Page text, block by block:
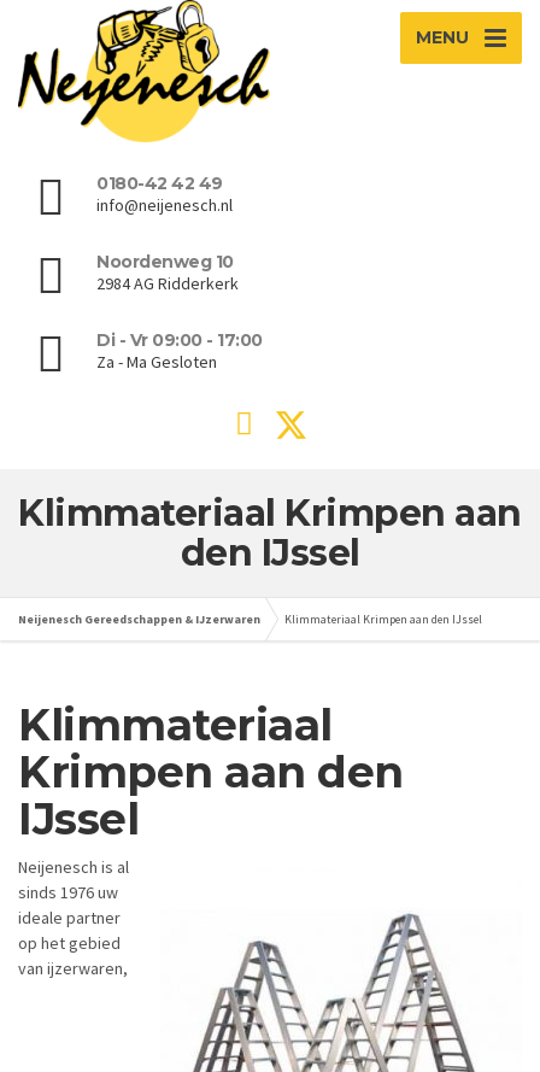
MENU
0180-42 42 49
info@neijenesch.nl
Noordenweg 10
2984 AG Ridderkerk
Di - Vr 09:00 - 17:00
Za - Ma Gesloten
Klimmateriaal Krimpen aan
den IJssel
Neijenesch Gereedschappen & IJzerwaren Klimmateriaal Krimpen aan den IJssel
Klimmateriaal
Krimpen aan den
IJssel
Neijenesch is al
sinds 1976 uw
ideale partner
op het gebied
van ijzerwaren,